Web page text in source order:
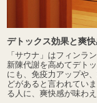
デトックス効果と爽
「サウナ」はフィンラ
新陳代謝を高めてデト
にも、免疫力アップや
どがあると言われてい
る人に、爽快感が味わ